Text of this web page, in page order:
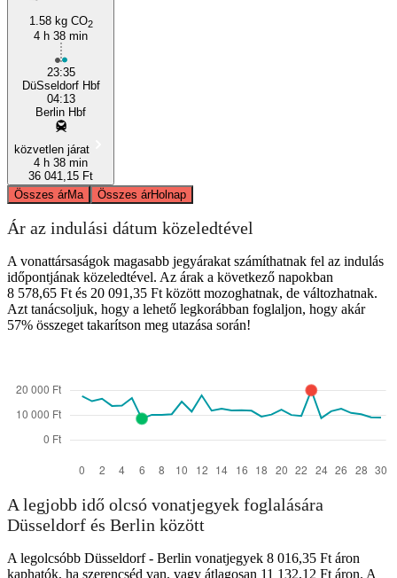
1.58 kg CO2
4 h 38 min
23:35
DüSseldorf Hbf
04:13
Berlin Hbf
közvetlen járat
4 h 38 min
36 041,15 Ft
Összes árMa Összes árHolnap
Ár az indulási dátum közeledtével
A vonattársaságok magasabb jegyárakat számíthatnak fel az indulás
időpontjának közeledtével. Az árak a következő napokban
8 578,65 Ft és 20 091,35 Ft között mozoghatnak, de változhatnak.
Azt tanácsoljuk, hogy a lehető legkorábban foglaljon, hogy akár
57% összeget takarítson meg utazása során!
A legjobb idő olcsó vonatjegyek foglalására
Düsseldorf és Berlin között
A legolcsóbb Düsseldorf - Berlin vonatjegyek 8 016,35 Ft áron
kaphatók, ha szerencséd van, vagy átlagosan 11 132,12 Ft áron. A